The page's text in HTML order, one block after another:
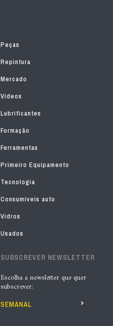
Peças
Repintura
Mercado
Vídeos
Lubrificantes
Formação
Ferramentas
Primeiro Equipamento
Tecnologia
Consumíveis auto
Vidros
Usados
SUBSCREVER NEWSLETTER
Escolha a newsletter que quer
subscrever:
SEMANAL